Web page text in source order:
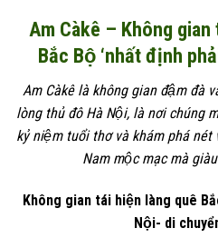
Am Càkê – Không
Bắc Bộ ‘nhất định
Am Càkê là không gian đậm đà
lòng thủ đô Hà Nội, là nơi chúng
kỷ niệm tuổi thơ và khám phá
Nam mộc mạc mà
Không gian tái hiện làng quê
Nội- di